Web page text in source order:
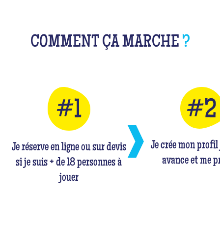
COMMENT ÇA MARCHE ?
Je réserve en ligne ou sur devis
si je suis + de 18 personnes à
jouer
Je crée mon
avance et me